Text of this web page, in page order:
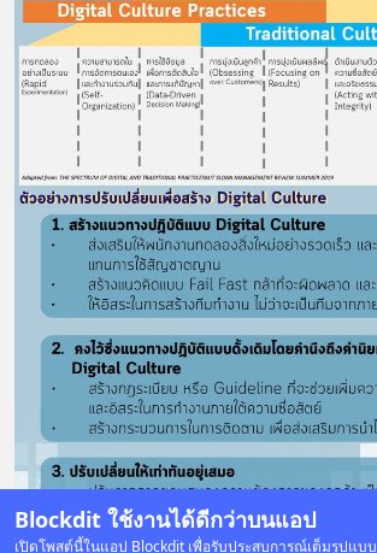
Blockdit ใช้งานได้ดีกว่าบนแอป
เปิดโพสต์นี้ในแอป Blockdit เพื่อรับประสบการณ์เต็มรูปแบบ